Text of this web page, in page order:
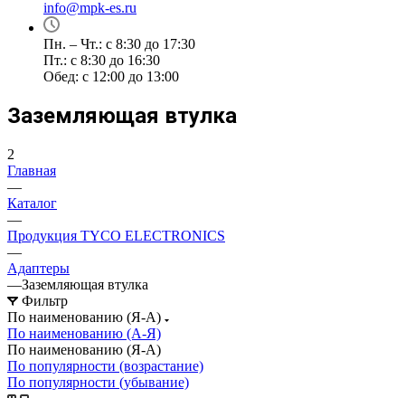
info@mpk-es.ru
Пн. – Чт.: с 8:30 до 17:30
Пт.: с 8:30 до 16:30
Обед: с 12:00 до 13:00
Заземляющая втулка
2
Главная
—
Каталог
—
Продукция TYCO ELECTRONICS
—
Адаптеры
—Заземляющая втулка
Фильтр
По наименованию (Я-А)
По наименованию (А-Я)
По наименованию (Я-А)
По популярности (возрастание)
По популярности (убывание)